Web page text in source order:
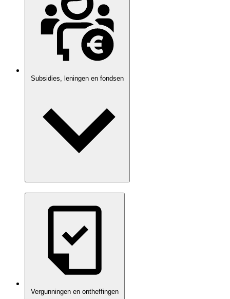
Subsidies, leningen en fondsen
Vergunningen en ontheffingen